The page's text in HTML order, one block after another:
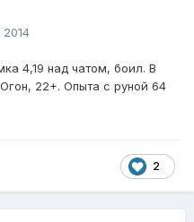
2014
4,19 над чатом, боил. В
22+. Опыта с руной 64
2